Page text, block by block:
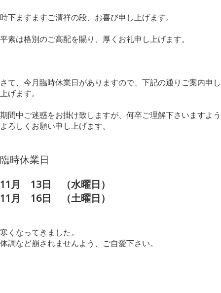
時下ますますご清祥の段、お喜び申し上げます。
平素は格別のご高配を賜り、厚くお礼申し上げます。
さて、今月臨時休業日がありますので、下記の通りご案内申し
上げます。
期間中ご迷惑をお掛け致しますが、何卒ご理解下さいますよう
よろしくお願い申し上げます。
臨時休業日
11月 13日 （水曜日）
11月 16日 （土曜日）
寒くなってきました。
体調など崩されませんよう、ご自愛下さい。